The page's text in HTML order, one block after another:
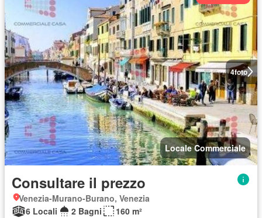
4foto
Locale Commerciale
Consultare il prezzo
Venezia-Murano-Burano, Venezia
6 Locali
2 Bagni 160 m²